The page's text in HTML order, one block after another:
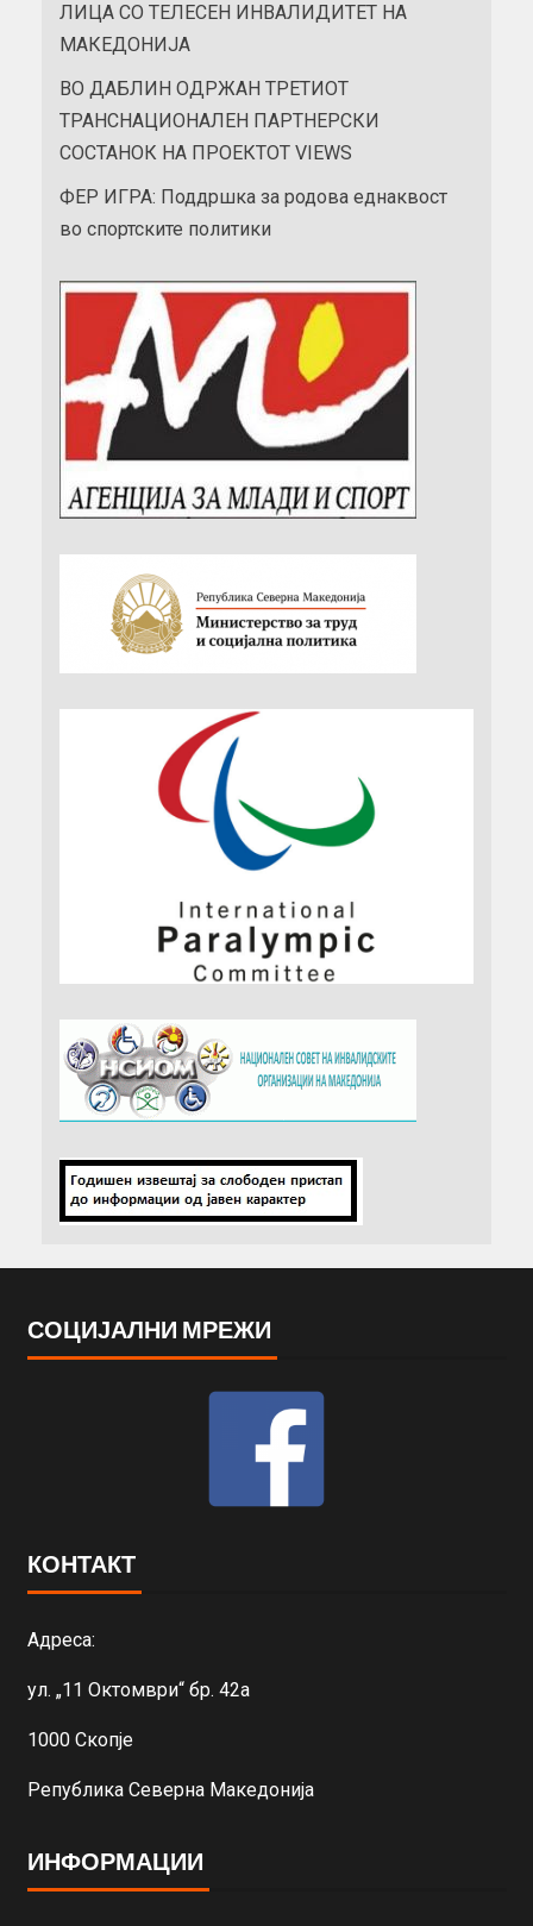
ЛИЦА СО ТЕЛЕСЕН ИНВАЛИДИТЕТ НА
МАКЕДОНИЈА
ВО ДАБЛИН ОДРЖАН ТРЕТИОТ
ТРАНСНАЦИОНАЛЕН ПАРТНЕРСКИ
СОСТАНОК НА ПРОЕКТОТ VIEWS
ФЕР ИГРА: Поддршка за родова еднаквост
во спортските политики
СОЦИЈАЛНИ МРЕЖИ
КОНТАКТ
Адреса:
ул. „11 Октомври“ бр. 42а
1000 Скопје
Република Северна Македонија
ИНФОРМАЦИИ